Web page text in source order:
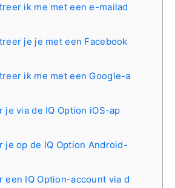
ik me met een e-mailad
je je met een Facebook
ik me met een Google-a
je via de IQ Option iOS-ap
je op de IQ Option Android-
een IQ Option-account via d